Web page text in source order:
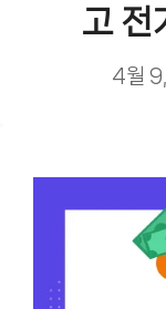
고 전
4월